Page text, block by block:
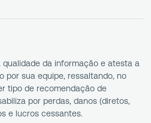
qualidade da informação e atesta a
por sua equipe, ressaltando, no
tipo de recomendação de
por perdas, danos (diretos,
e lucros cessantes.